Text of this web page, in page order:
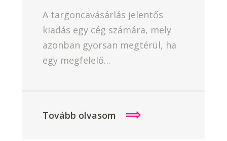
A targoncavásárlás jelentős
kiadás egy cég számára, mely
azonban gyorsan megtérül, ha
egy megfelelő…
Tovább olvasom